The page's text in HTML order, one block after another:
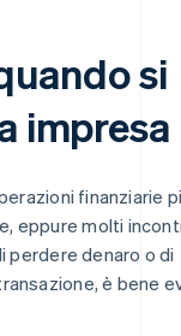
si
impresa
finanziarie
eppure molti
perdere denaro o di
è bene